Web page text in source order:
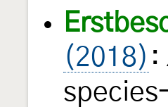
(2018) :